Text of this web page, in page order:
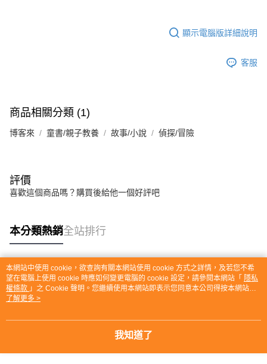
顯示電腦版詳細說明
客服
商品相關分類 (1)
博客來 童書/親子教養 故事/小說 偵探/冒險
評價
喜歡這個商品嗎？購買後給他一個好評吧
本分類熱銷全站排行
熱門標籤
本網站中使用 cookie，欲查詢有關本網站使用 cookie 方式之詳情，及若您不希
望在電腦上使用 cookie 時應如何變更電腦的 cookie 設定，請參閱本網站「 隱私
權條款 」之 Cookie 聲明。您繼續使用本網站即表示您同意本公司得按本網站使
用條款之 Cookie 聲明使用 cookie。
了解更多 >
我知道了